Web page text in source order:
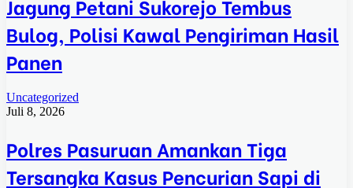
Jagung Petani Sukorejo Tembus
Bulog, Polisi Kawal Pengiriman Hasil
Panen
Uncategorized
Juli 8, 2026
Polres Pasuruan Amankan Tiga
Tersangka Kasus Pencurian Sapi di